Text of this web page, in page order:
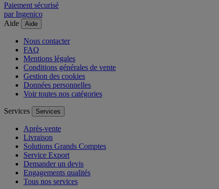
Paiement sécurisé
par Ingenico
Aide
Aide
Nous contacter
FAQ
Mentions légales
Conditions générales de vente
Gestion des cookies
Données personnelles
Voir toutes nos catégories
Services Services
Après-vente
Livraison
Solutions Grands Comptes
Service Export
Demander un devis
Engagements qualités
Tous nos services